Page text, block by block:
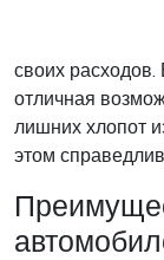
своих
отличная
лишних хлопот
этом